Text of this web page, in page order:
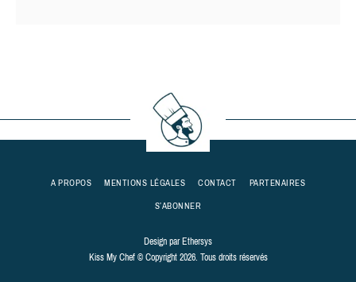
A PROPOS MENTIONS LÉGALES CONTACT
PARTENAIRES
S’ABONNER
Design parEthersys
Kiss My Chef © Copyright 2026. Tous droits réservés